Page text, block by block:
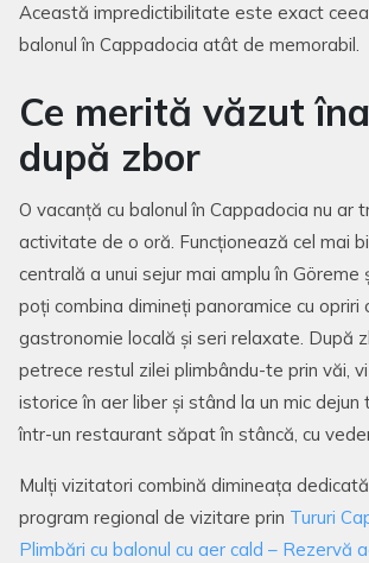
Această impredictibilitate este exact
balonul în Cappadocia atât de memorabil.
Ce merită văzut
după zbor
O vacanță cu balonul în Cappadocia nu ar
activitate de o oră. Funcționează cel mai
centrală a unui sejur mai amplu în Göreme
poți combina dimineți panoramice cu opriri
gastronomie locală și seri relaxate. După
petrece restul zilei plimbându-te prin văi,
istorice în aer liber și stând la un mic dejun
într-un restaurant săpat în stâncă, cu
Mulți vizitatori combină dimineața dedicată
program regional de vizitare prin Tururi
Plimbări cu balonul cu aer cald – Rezervă